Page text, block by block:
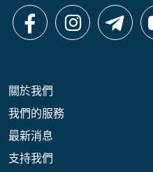
關於我們
我們的服務
最新消息
支持我們